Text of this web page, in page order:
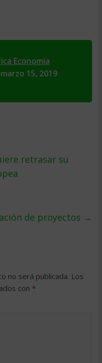
Economia
15, 2019
retrasar su
de proyectos →
no será publicada. Los
con *